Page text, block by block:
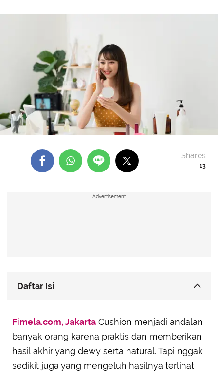
13
Shares
Advertisement
Daftar Isi
Gunakan Primer Sesuai Kebutuhan
Jangan Tekan Puff Terlalu Dalam ke Cushion
Aplikasikan Sedikit demi Sedikit
Blend dengan Puff Bersih atau Spons Basah
Fimela.com, Jakarta Cushion menjadi andalan
banyak orang karena praktis dan memberikan
hasil akhir yang dewy serta natural. Tapi nggak
sedikit juga yang mengeluh hasilnya terlihat